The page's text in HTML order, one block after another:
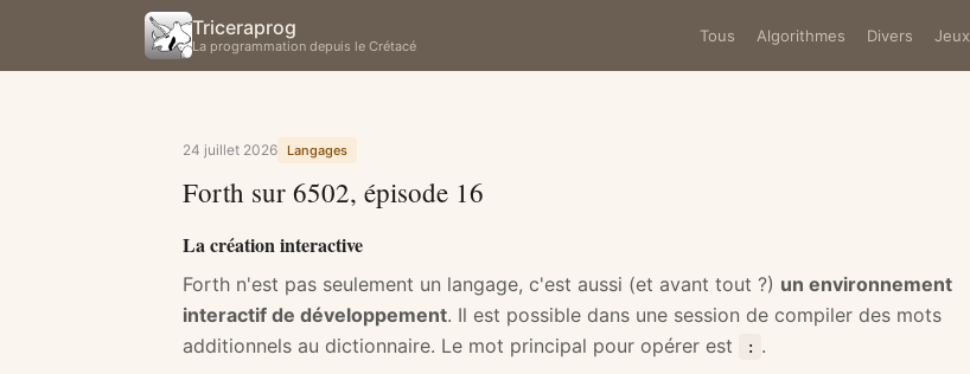
Triceraprog
La programmation depuis le Crétacé
Tous Algorithmes Divers Jeux
24 juillet 2026 Langages
Forth sur 6502, épisode 16
La création interactive
Forth n'est pas seulement un langage, c'est aussi (et avant tout ?) un environnement
interactif de développement. Il est possible dans une session de compiler des mots
additionnels au dictionnaire. Le mot principal pour opérer est
: .